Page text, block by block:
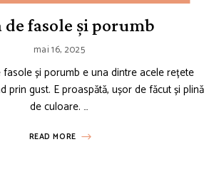
de fasole și porumb
mai 16, 2025
fasole și porumb e una dintre acele rețete
prin gust. E proaspătă, ușor de făcut și plină
de culoare. …
READ MORE